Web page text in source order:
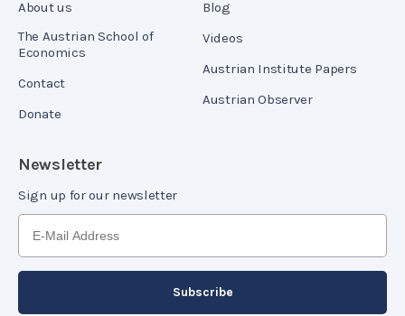
About us
The Austrian School of
Economics
Contact
Donate
Blog
Videos
Austrian Institute Papers
Austrian Observer
Newsletter
Sign up for our newsletter